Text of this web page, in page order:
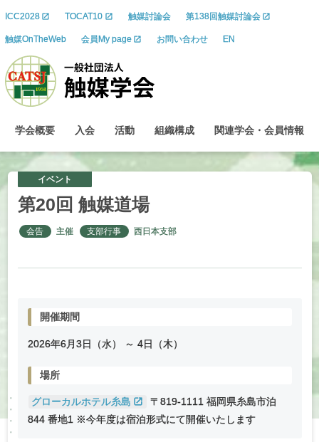
ICC2028 TOCAT10 触媒討論会 第138回触媒討論会
触媒OnTheWeb 会員My page お問い合わせ EN
学会概要 入会 活動 組織構成 関連学会 ・ 会員情報
イベント
第20 回 触媒道場
会告 主催 支部行事 西日本支部
開催期間
2026年6月3日（水） ～ 4日（木）
場所
グローカルホテル糸島
〒819-1111 福岡県糸島市泊
844 番地1 ※今年度は宿泊形式にて開催いたします